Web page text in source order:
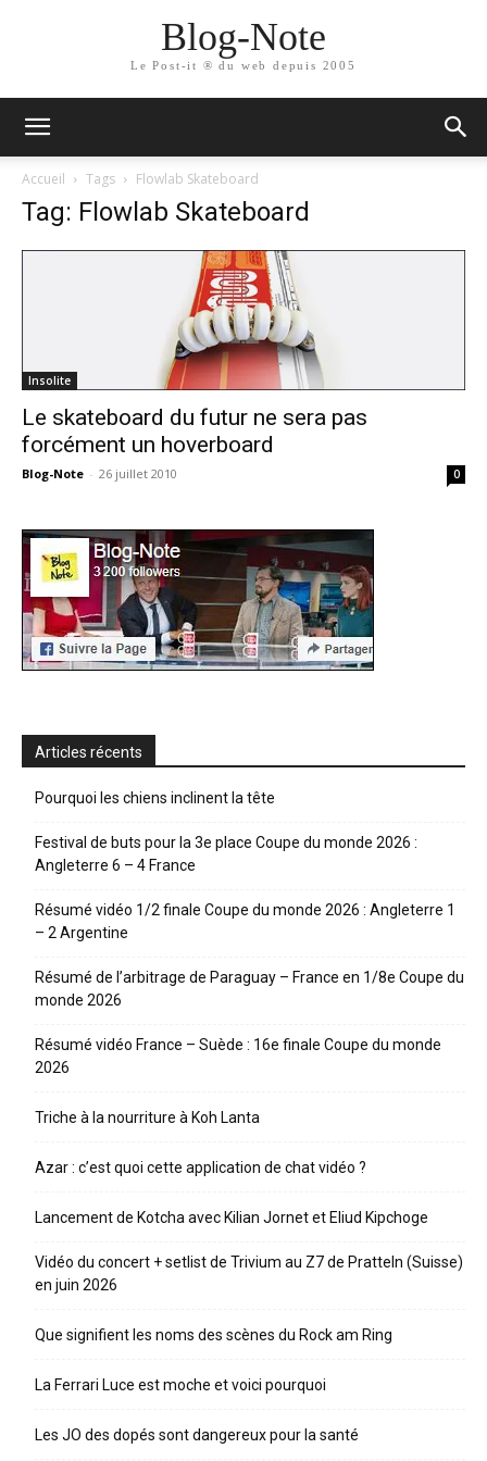
Blog-Note
Le Post-it ® du web depuis 2005
Accueil Tags Flowlab Skateboard
Tag: Flowlab Skateboard
Insolite
Le skateboard du futur ne sera pas
forcément un hoverboard
Blog-Note - 26 juillet 2010 0
Articles récents
Pourquoi les chiens inclinent la tête
Festival de buts pour la 3e place Coupe du monde 2026 :
Angleterre 6 – 4 France
Résumé vidéo 1/2 finale Coupe du monde 2026 : Angleterre 1
– 2 Argentine
Résumé de l’arbitrage de Paraguay – France en 1/8e Coupe du
monde 2026
Résumé vidéo France – Suède : 16e finale Coupe du monde
2026
Triche à la nourriture à Koh Lanta
Azar : c’est quoi cette application de chat vidéo ?
Lancement de Kotcha avec Kilian Jornet et Eliud Kipchoge
Vidéo du concert + setlist de Trivium au Z7 de Pratteln (Suisse)
en juin 2026
Que signifient les noms des scènes du Rock am Ring
La Ferrari Luce est moche et voici pourquoi
Les JO des dopés sont dangereux pour la santé